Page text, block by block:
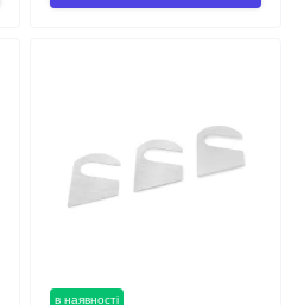
в наявності